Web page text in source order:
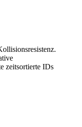
zeitsortierte IDs